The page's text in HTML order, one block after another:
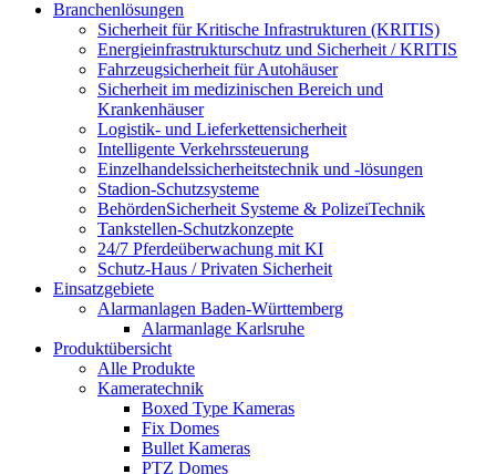
Branchenlösungen
Sicherheit für Kritische Infrastrukturen (KRITIS)
Energieinfrastrukturschutz und Sicherheit / KRITIS
Fahrzeugsicherheit für Autohäuser
Sicherheit im medizinischen Bereich und
Krankenhäuser
Logistik- und Lieferkettensicherheit
Intelligente Verkehrssteuerung
Einzelhandelssicherheitstechnik und -lösungen
Stadion-Schutzsysteme
BehördenSicherheit Systeme & PolizeiTechnik
Tankstellen-Schutzkonzepte​
24/7 Pferdeüberwachung mit KI
Schutz-Haus / Privaten Sicherheit
Einsatzgebiete
Alarmanlagen Baden-Württemberg
Alarmanlage Karlsruhe
Produktübersicht
Alle Produkte
Kameratechnik
Boxed Type Kameras
Fix Domes
Bullet Kameras
PTZ Domes